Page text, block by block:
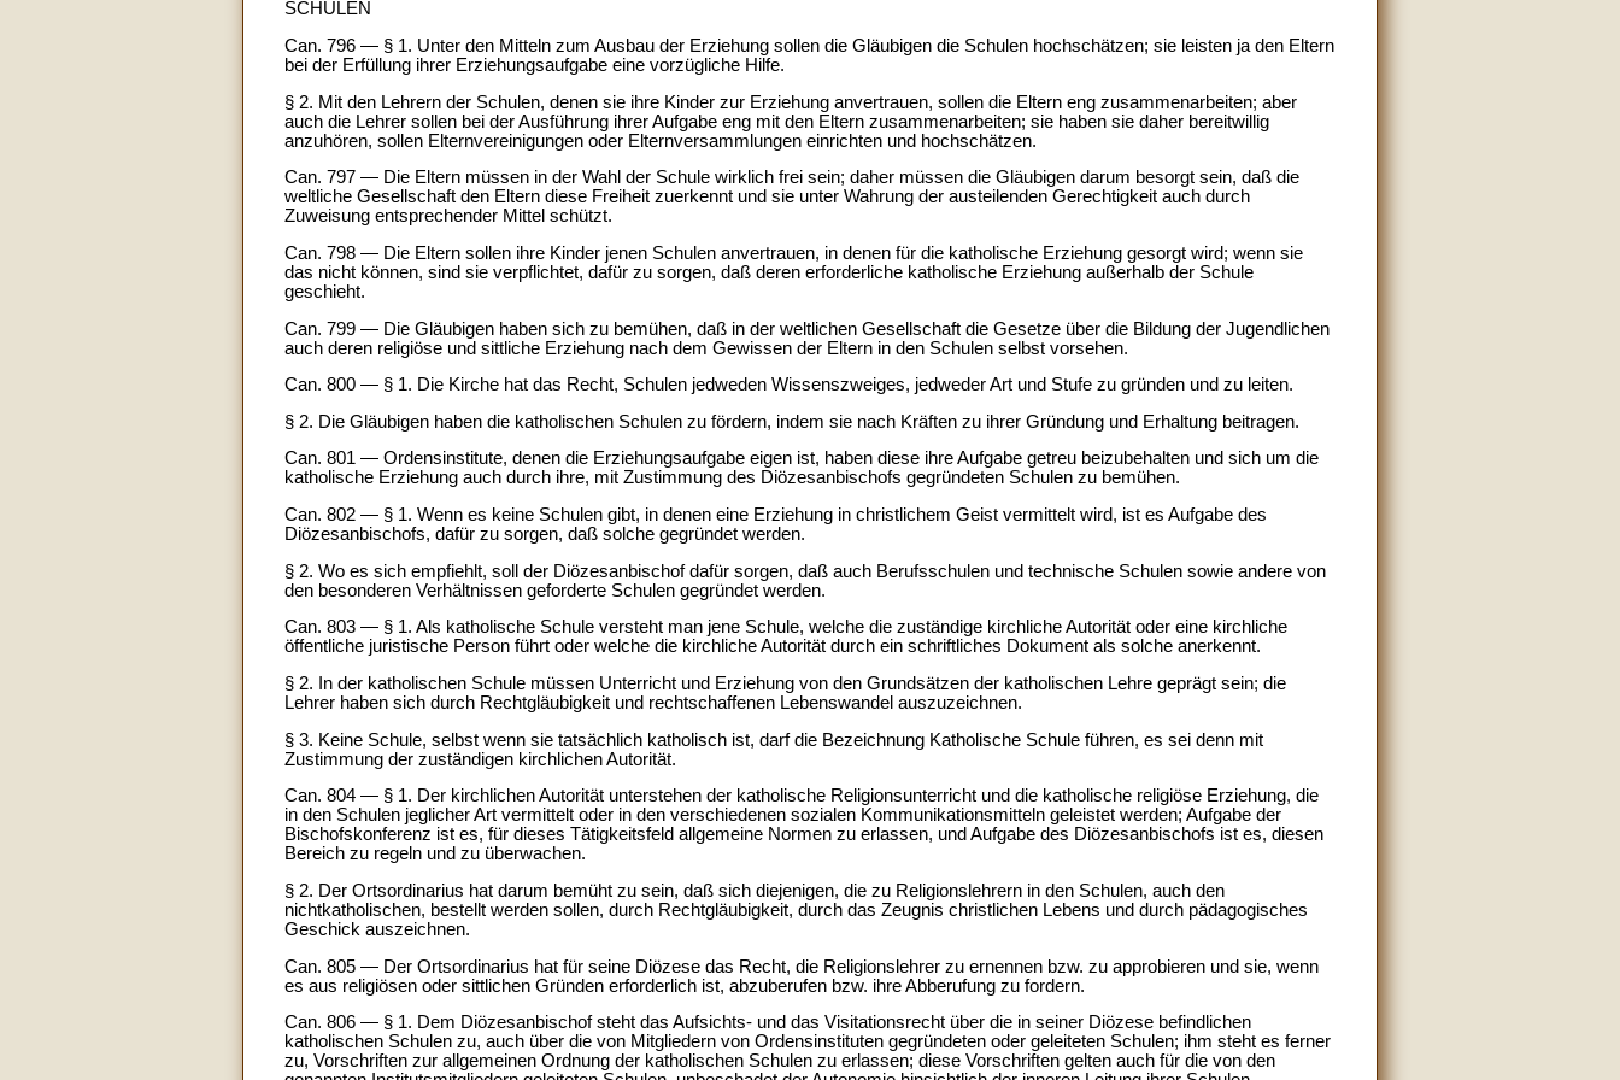
SCHULEN
Can. 796 — § 1. Unter den Mitteln zum Ausbau der Erziehung sollen die Gläubigen die Schulen hochschätzen; sie leisten ja den Eltern
bei der Erfüllung ihrer Erziehungsaufgabe eine vorzügliche Hilfe.
§ 2. Mit den Lehrern der Schulen, denen sie ihre Kinder zur Erziehung anvertrauen, sollen die Eltern eng zusammenarbeiten; aber
auch die Lehrer sollen bei der Ausführung ihrer Aufgabe eng mit den Eltern zusammenarbeiten; sie haben sie daher bereitwillig
anzuhören, sollen Elternvereinigungen oder Elternversammlungen einrichten und hochschätzen.
Can. 797 — Die Eltern müssen in der Wahl der Schule wirklich frei sein; daher müssen die Gläubigen darum besorgt sein, daß die
weltliche Gesellschaft den Eltern diese Freiheit zuerkennt und sie unter Wahrung der austeilenden Gerechtigkeit auch durch
Zuweisung entsprechender Mittel schützt.
Can. 798 — Die Eltern sollen ihre Kinder jenen Schulen anvertrauen, in denen für die katholische Erziehung gesorgt wird; wenn sie
das nicht können, sind sie verpflichtet, dafür zu sorgen, daß deren erforderliche katholische Erziehung außerhalb der Schule
geschieht.
Can. 799 — Die Gläubigen haben sich zu bemühen, daß in der weltlichen Gesellschaft die Gesetze über die Bildung der Jugendlichen
auch deren religiöse und sittliche Erziehung nach dem Gewissen der Eltern in den Schulen selbst vorsehen.
Can. 800 — § 1. Die Kirche hat das Recht, Schulen jedweden Wissenszweiges, jedweder Art und Stufe zu gründen und zu leiten.
§ 2. Die Gläubigen haben die katholischen Schulen zu fördern, indem sie nach Kräften zu ihrer Gründung und Erhaltung beitragen.
Can. 801 — Ordensinstitute, denen die Erziehungsaufgabe eigen ist, haben diese ihre Aufgabe getreu beizubehalten und sich um die
katholische Erziehung auch durch ihre, mit Zustimmung des Diözesanbischofs gegründeten Schulen zu bemühen.
Can. 802 — § 1. Wenn es keine Schulen gibt, in denen eine Erziehung in christlichem Geist vermittelt wird, ist es Aufgabe des
Diözesanbischofs, dafür zu sorgen, daß solche gegründet werden.
§ 2. Wo es sich empfiehlt, soll der Diözesanbischof dafür sorgen, daß auch Berufsschulen und technische Schulen sowie andere von
den besonderen Verhältnissen geforderte Schulen gegründet werden.
Can. 803 — § 1. Als katholische Schule versteht man jene Schule, welche die zuständige kirchliche Autorität oder eine kirchliche
öffentliche juristische Person führt oder welche die kirchliche Autorität durch ein schriftliches Dokument als solche anerkennt.
§ 2. In der katholischen Schule müssen Unterricht und Erziehung von den Grundsätzen der katholischen Lehre geprägt sein; die
Lehrer haben sich durch Rechtgläubigkeit und rechtschaffenen Lebenswandel auszuzeichnen.
§ 3. Keine Schule, selbst wenn sie tatsächlich katholisch ist, darf die Bezeichnung Katholische Schule führen, es sei denn mit
Zustimmung der zuständigen kirchlichen Autorität.
Can. 804 — § 1. Der kirchlichen Autorität unterstehen der katholische Religionsunterricht und die katholische religiöse Erziehung, die
in den Schulen jeglicher Art vermittelt oder in den verschiedenen sozialen Kommunikationsmitteln geleistet werden; Aufgabe der
Bischofskonferenz ist es, für dieses Tätigkeitsfeld allgemeine Normen zu erlassen, und Aufgabe des Diözesanbischofs ist es, diesen
Bereich zu regeln und zu überwachen.
§ 2. Der Ortsordinarius hat darum bemüht zu sein, daß sich diejenigen, die zu Religionslehrern in den Schulen, auch den
nichtkatholischen, bestellt werden sollen, durch Rechtgläubigkeit, durch das Zeugnis christlichen Lebens und durch pädagogisches
Geschick auszeichnen.
Can. 805 — Der Ortsordinarius hat für seine Diözese das Recht, die Religionslehrer zu ernennen bzw. zu approbieren und sie, wenn
es aus religiösen oder sittlichen Gründen erforderlich ist, abzuberufen bzw. ihre Abberufung zu fordern.
Can. 806 — § 1. Dem Diözesanbischof steht das Aufsichts- und das Visitationsrecht über die in seiner Diözese befindlichen
katholischen Schulen zu, auch über die von Mitgliedern von Ordensinstituten gegründeten oder geleiteten Schulen; ihm steht es ferner
zu, Vorschriften zur allgemeinen Ordnung der katholischen Schulen zu erlassen; diese Vorschriften gelten auch für die von den